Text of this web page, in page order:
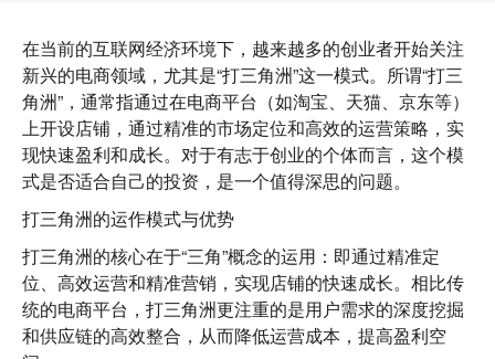
在当前的互联网经济环境下，越来越多的创业者开始关注
新兴的电商领域，尤其是“打三角洲”这一模式。所谓“打三
角洲”，通常指通过在电商平台（如淘宝、天猫、京东等）
上开设店铺，通过精准的市场定位和高效的运营策略，实
现快速盈利和成长。对于有志于创业的个体而言，这个模
式是否适合自己的投资，是一个值得深思的问题。
打三角洲的运作模式与优势
打三角洲的核心在于“三角”概念的运用：即通过精准定
位、 高效运营和精准营销 ，实现店铺的快速成长。相比传
统的电商平台，打三角洲更注重的是用户需求的深度挖掘
和供应链的高效整合 ，从而降低运营成本，提高盈利空